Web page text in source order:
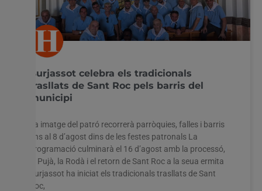
Burjassot celebra els tradicionals
trasllats de Sant Roc pels barris del
municipi
La imatge del patró recorrerà parròquies, falles i barris
fins al 8 d’agost dins de les festes patronals La
programació culminarà el 16 d’agost amb la processó,
la Pujà, la Rodà i el retorn de Sant Roc a la seua ermita
Burjassot ha iniciat els tradicionals trasllats de Sant
Roc,